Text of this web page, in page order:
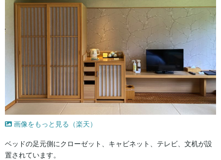
画像をもっと見る（楽天）
ベッドの足元側にクローゼット、キャビネット、テレビ、文机が設
置されています。